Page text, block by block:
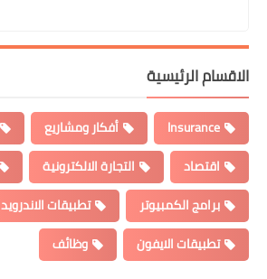
الاقسام الرئيسية
Insurance أفكار ومشاريع
اقتصاد
التجارة الالكترونية
برامج الكمبيوتر
تطبيقات الاندرويد
تطبيقات الايفون
وظائف